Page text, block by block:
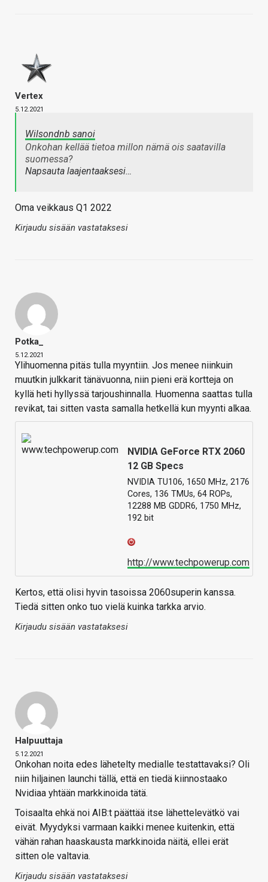
Vertex
5.12.2021
Wilsondnb sanoi
Onkohan kellää tietoa millon nämä ois saatavilla
suomessa?
Napsauta laajentaaksesi…
Oma veikkaus Q1 2022
Kirjaudu sisään vastataksesi
Potka_
5.12.2021
Ylihuomenna pitäs tulla myyntiin. Jos menee niinkuin
muutkin julkkarit tänävuonna, niin pieni erä kortteja on
kyllä heti hyllyssä tarjoushinnalla. Huomenna saattas tulla
revikat, tai sitten vasta samalla hetkellä kun myynti alkaa.
NVIDIA GeForce RTX 2060
12 GB Specs
NVIDIA TU106, 1650 MHz, 2176
Cores, 136 TMUs, 64 ROPs,
12288 MB GDDR6, 1750 MHz,
192 bit
http://www.techpowerup.com
Kertos, että olisi hyvin tasoissa 2060superin kanssa.
Tiedä sitten onko tuo vielä kuinka tarkka arvio.
Kirjaudu sisään vastataksesi
Halpuuttaja
5.12.2021
Onkohan noita edes lähetelty medialle testattavaksi? Oli
niin hiljainen launchi tällä, että en tiedä kiinnostaako
Nvidiaa yhtään markkinoida tätä.
Toisaalta ehkä noi AIB:t päättää itse lähettelevätkö vai
eivät. Myydyksi varmaan kaikki menee kuitenkin, että
vähän rahan haaskausta markkinoida näitä, ellei erät
sitten ole valtavia.
Kirjaudu sisään vastataksesi